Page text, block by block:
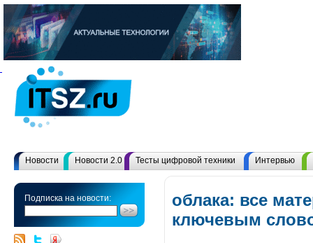
Новости Новости 2.0 Тесты цифровой техники Интервью
Подписка на новости:
облака: все
ключевым